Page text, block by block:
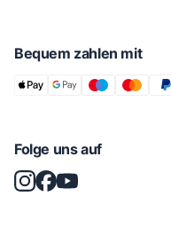
Bequem zahlen mit
Folge uns auf